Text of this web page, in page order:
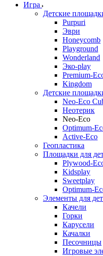
Игра
Детские
Purpuri
Эври
Honeycomb
Playground
Wonderland
Эко-play
Premium-
Kingdom
Детские
Neo-Eco
Неотерик
Neo-Eco
Оptimum-
Active-Eco
Геопластика
Площадки для
Plywood-
Kidsplay
Sweetplay
Оptimum-
Элементы для
Качели
Горки
Карусели
Качалки
Песочницы
Игровые